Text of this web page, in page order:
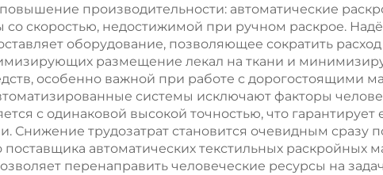
производительности: автоматические
скоростью, недостижимой при ручном раскрое.
оборудование, позволяющее сократить
размещение лекал на ткани и
особенно важной при работе с дорогостоящими
системы исключают факторы
с одинаковой высокой точностью, что
Снижение трудозатрат становится очевидным
поставщика автоматических текстильных раскройных
перенаправить человеческие ресурсы на